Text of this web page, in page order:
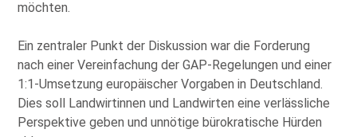
möchten.
Ein zentraler Punkt der Diskussion war die Forderung
nach einer Vereinfachung der GAP-Regelungen und einer
1:1-Umsetzung europäischer Vorgaben in Deutschland.
Dies soll Landwirtinnen und Landwirten eine verlässliche
Perspektive geben und unnötige bürokratische Hürden